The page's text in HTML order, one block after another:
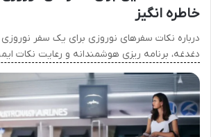
خاطره انگیز
درباره نکات سفرهای نوروزی برای یک سفر نوروزی
دغدغه، برنامه ریزی هوشمندانه و رعایت نکات